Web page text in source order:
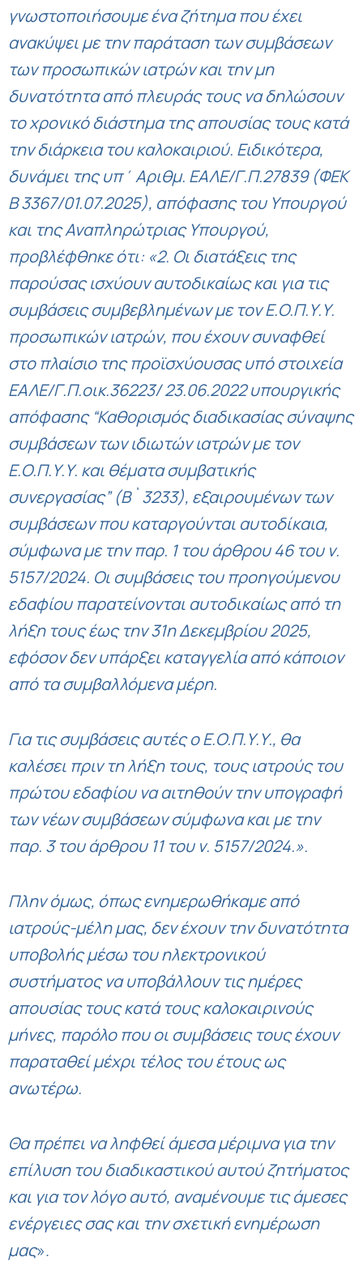
γνωστοποιήσουμε ένα ζήτημα που έχει
ανακύψει με την παράταση των συμβάσεων
των προσωπικών ιατρών και την μη
δυνατότητα από πλευράς τους να δηλώσουν
το χρονικό διάστημα της απουσίας τους κατά
την διάρκεια του καλοκαιριού. Ειδικότερα,
δυνάμει της υπ΄ Αριθμ. ΕΑΛΕ/Γ.Π.27839 (ΦΕΚ
Β 3367/01.07.2025), απόφασης του Υπουργού
και της Αναπληρώτριας Υπουργού,
προβλέφθηκε ότι: «2. Οι διατάξεις της
παρούσας ισχύουν αυτοδικαίως και για τις
συμβάσεις συμβεβλημένων με τον Ε.Ο.Π.Υ.Υ.
προσωπικών ιατρών, που έχουν συναφθεί
στο πλαίσιο της προϊσχύουσας υπό στοιχεία
ΕΑΛΕ/Γ.Π.οικ.36223/ 23.06.2022 υπουργικής
απόφασης “Καθορισμός διαδικασίας σύναψης
συμβάσεων των ιδιωτών ιατρών με τον
Ε.Ο.Π.Υ.Υ. και θέματα συμβατικής
συνεργασίας” (Β` 3233), εξαιρουμένων των
συμβάσεων που καταργούνται αυτοδίκαια,
σύμφωνα με την παρ. 1 του άρθρου 46 του ν.
5157/2024. Οι συμβάσεις του προηγούμενου
εδαφίου παρατείνονται αυτοδικαίως από τη
λήξη τους έως την 31η Δεκεμβρίου 2025,
εφόσον δεν υπάρξει καταγγελία από κάποιον
από τα συμβαλλόμενα μέρη.
Για τις συμβάσεις αυτές ο Ε.Ο.Π.Υ.Υ., θα
καλέσει πριν τη λήξη τους, τους ιατρούς του
πρώτου εδαφίου να αιτηθούν την υπογραφή
των νέων συμβάσεων σύμφωνα και με την
παρ. 3 του άρθρου 11 του ν. 5157/2024.».
Πλην όμως, όπως ενημερωθήκαμε από
ιατρούς-μέλη μας, δεν έχουν την δυνατότητα
υποβολής μέσω του ηλεκτρονικού
συστήματος να υποβάλλουν τις ημέρες
απουσίας τους κατά τους καλοκαιρινούς
μήνες, παρόλο που οι συμβάσεις τους έχουν
παραταθεί μέχρι τέλος του έτους ως
ανωτέρω.
Θα πρέπει να ληφθεί άμεσα μέριμνα για την
επίλυση του διαδικαστικού αυτού ζητήματος
και για τον λόγο αυτό, αναμένουμε τις άμεσες
ενέργειες σας και την σχετική ενημέρωση
μας».